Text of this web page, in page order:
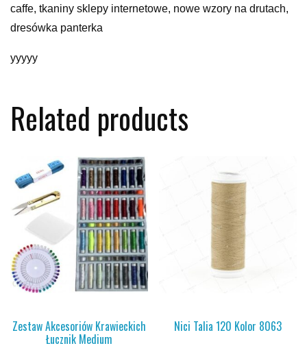
caffe, tkaniny sklepy internetowe, nowe wzory na drutach,
dresówka panterka
yyyyy
Related products
Zestaw Akcesoriów Krawieckich
Łucznik Medium
Nici Talia 120 Kolor 8063